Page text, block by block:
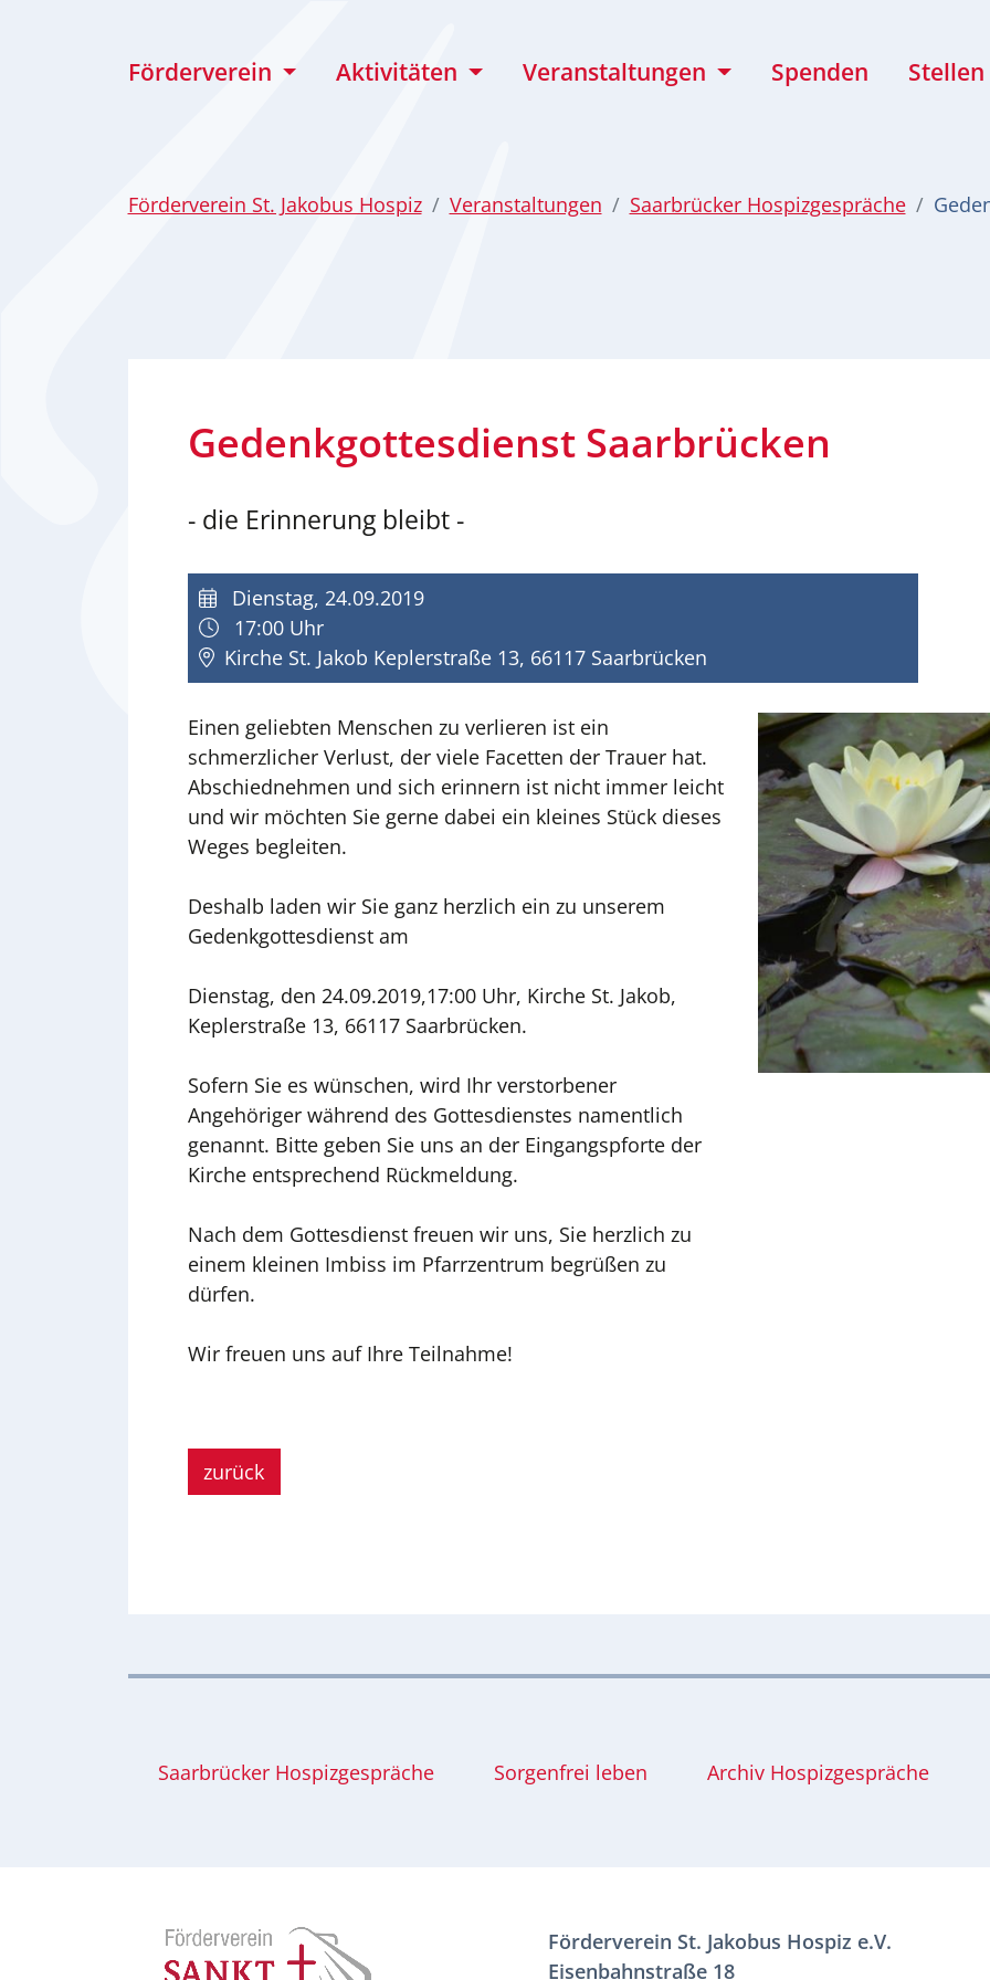
Förderverein Aktivitäten Veranstaltungen Spenden Stellen
Förderverein St. Jakobus Hospiz Veranstaltungen Saarbrücker Hospizgespräche
Gedenkgottesdienst Saarbrücken
- die Erinnerung bleibt -
Dienstag, 24.09.2019
17:00 Uhr
Kirche St. Jakob Keplerstraße 13, 66117 Saarbrücken
Einen geliebten Menschen zu verlieren ist ein
schmerzlicher Verlust, der viele Facetten der Trauer hat.
Abschiednehmen und sich erinnern ist nicht immer leicht
und wir möchten Sie gerne dabei ein kleines Stück dieses
Weges begleiten.
Deshalb laden wir Sie ganz herzlich ein zu unserem
Gedenkgottesdienst am
Dienstag, den 24.09.2019,17:00 Uhr, Kirche St. Jakob,
Keplerstraße 13, 66117 Saarbrücken.
Sofern Sie es wünschen, wird Ihr verstorbener
Angehöriger während des Gottesdienstes namentlich
genannt. Bitte geben Sie uns an der Eingangspforte der
Kirche entsprechend Rückmeldung.
Nach dem Gottesdienst freuen wir uns, Sie herzlich zu
einem kleinen Imbiss im Pfarrzentrum begrüßen zu
dürfen.
Wir freuen uns auf Ihre Teilnahme!
zurück
Saarbrücker Hospizgespräche Sorgenfrei leben Archiv Hospizgespräche
Förderverein St. Jakobus Hospiz e.V.
Eisenbahnstraße 18